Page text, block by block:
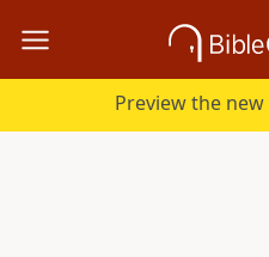
Preview the new